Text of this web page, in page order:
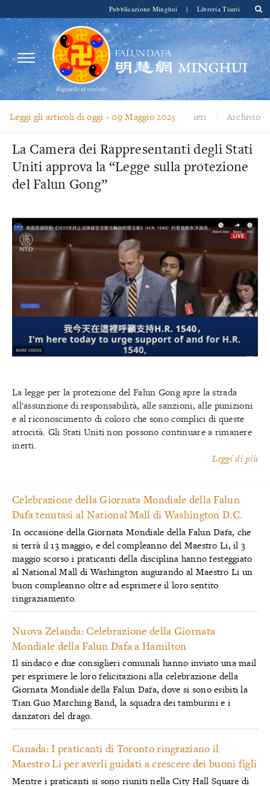
Pubblicazione Minghui | Libreria Tianti
Leggi gli articoli di oggi -09 Maggio 2025 ieri Archivio
La Camera dei Rappresentanti degli Stati
Uniti approva la “Legge sulla protezione
del Falun Gong”
La legge per la protezione del Falun Gong apre la strada
all'assunzione di responsabilità, alle sanzioni, alle punizioni
e al riconoscimento di coloro che sono complici di queste
atrocità. Gli Stati Uniti non possono continuare a rimanere
inerti.
Leggi di più
Celebrazione della Giornata Mondiale della Falun
Dafa tenutasi al National Mall di Washington D.C.
In occasione della Giornata Mondiale della Falun Dafa, che
si terrà il 13 maggio, e del compleanno del Maestro Li, il 3
maggio scorso i praticanti della disciplina hanno festeggiato
al National Mall di Washington augurando al Maestro Li un
buon compleanno oltre ad esprimere il loro sentito
ringraziamento.
Nuova Zelanda: Celebrazione della Giornata
Mondiale della Falun Dafa a Hamilton
Il sindaco e due consiglieri comunali hanno inviato una mail
per esprimere le loro felicitazioni alla celebrazione della
Giornata Mondiale della Falun Dafa, dove si sono esibiti la
Tian Guo Marching Band, la squadra dei tamburini e i
danzatori del drago.
Canada: I praticanti di Toronto ringraziano il
Maestro Li per averli guidati a crescere dei buoni figli
Mentre i praticanti si sono riuniti nella City Hall Square di